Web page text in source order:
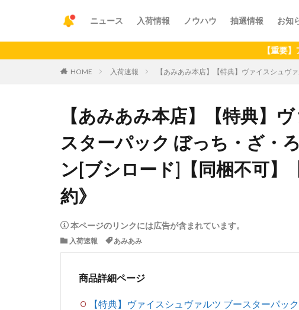
ニュース 入荷情報 ノウハウ 抽選情報 お知
【重要】アプリの
HOME 入荷速報 【あみあみ本店】【特典】ヴァイスシュヴ
【あみあみ本店】【特典】
スターパック ぼっち・ざ・
ン[ブシロード]【同梱不可】
約》
本ページのリンクには広告が含まれています。
入荷速報 あみあみ
商品詳細ページ
【特典】ヴァイスシュヴァルツ ブースターパッ